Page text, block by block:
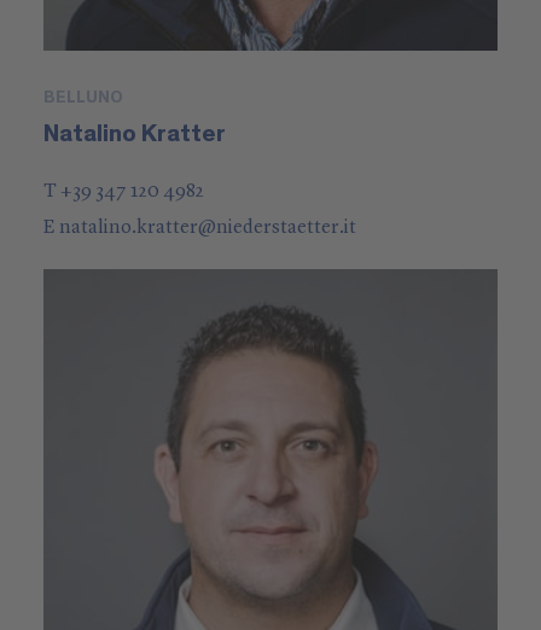
BELLUNO
Natalino Kratter
T +39 347 120 4982
E natalino.kratter@niederstaetter.it